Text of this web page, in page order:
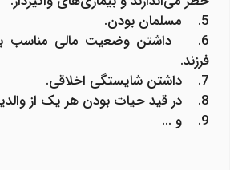
5. مسلمان بودن.
6. داشتن وضعیت مالی مناسب
فرزند.
7. داشتن شایستگی اخلاقی.
8. در قید حیات بودن هر یک از والدین.
9. و ...